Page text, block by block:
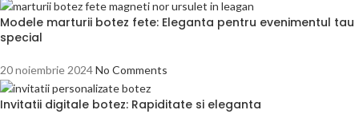
Modele marturii botez fete: Eleganta pentru evenimentul tau
special
20 noiembrie 2024No Comments
Invitatii digitale botez: Rapiditate si eleganta